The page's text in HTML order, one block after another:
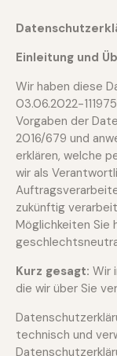
Einleitung und
Wir haben diese
03.06.2022-
Vorgaben der
2016/679 und
erklären, welche
wir als
zukünftig
Möglichkeiten Sie
Kurz gesagt: Wir
die wir über Sie
technisch und